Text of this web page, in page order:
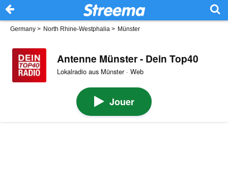
Germany > North Rhine-Westphalia > Münster
Antenne Münster - Dein Top40
Lokalradio aus Münster · Web
Jouer